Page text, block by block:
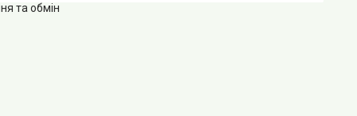
та обмін